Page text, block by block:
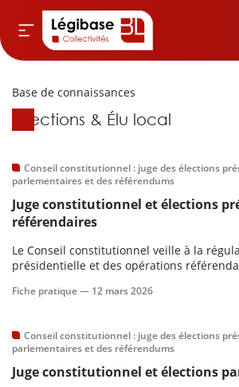
& Cimetières
& Élu local
& Finances locales
publique
Base de connaissances
Base de connaissances
Élections & Élu local
Conseil constitutionnel : juge des élections
parlementaires et des référendums
Juge constitutionnel et élections
référendaires
Le Conseil constitutionnel veille à la
présidentielle et des opérations
Fiche pratique — 12 mars 2026
Conseil constitutionnel : juge des élections
parlementaires et des référendums
Juge constitutionnel et élections